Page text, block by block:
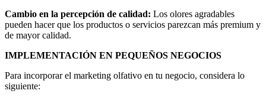
Cambio en la percepción de calidad: Los olores agradables
pueden hacer que los productos o servicios parezcan más premium y
de mayor calidad.
IMPLEMENTACIÓN EN PEQUEÑOS NEGOCIOS
Para incorporar el marketing olfativo en tu negocio, considera lo
siguiente: